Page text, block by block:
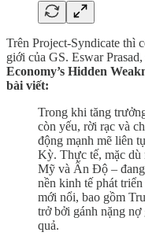
Trên Project-Syndicate thì
giới của GS. Eswar
Economy’s Hidden
bài viết:
Trong khi tăng
còn yếu, rời rạc và
động mạnh mẽ liên
Kỳ. Thực tế, mặc dù
Mỹ và Ấn Độ – đang
nền kinh tế phát
mới nổi, bao gồm
trở bởi gánh nặng nợ
quả.